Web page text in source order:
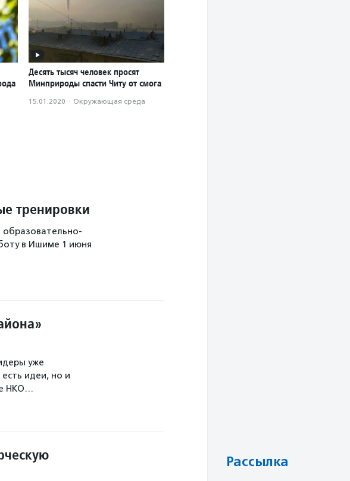
Десять тысяч человек просят
Минприроды спасти Читу от смога
15.01.2020 · Окружающая среда
тренировки
в Ишиме 1 июня
уже
идеи, но и
НКО…
Рассылка